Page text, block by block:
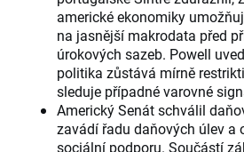
americké ekonomiky
na jasnější makrodata před
úrokových sazeb. Powell
politika zůstává mírně
sleduje případné varovné
Americký Senát schválil
zavádí řadu daňových úlev a
sociální podporu. Součástí